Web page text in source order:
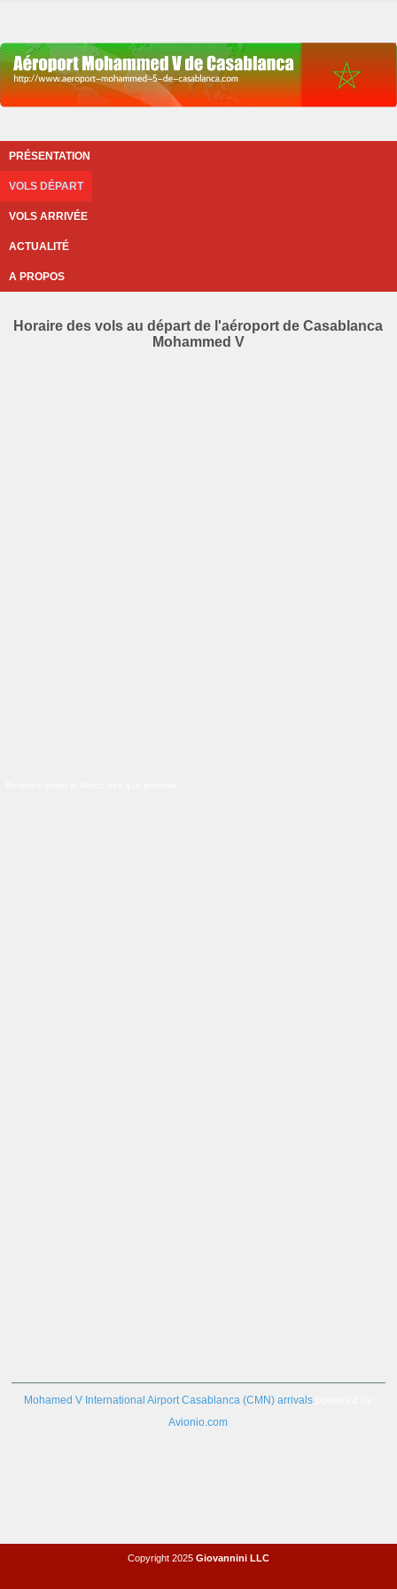
PRÉSENTATION
VOLS DÉPART
VOLS ARRIVÉE
ACTUALITÉ
A PROPOS
Horaire des vols au départ de l'aéroport de Casablanca
Mohammed V
Mohamed V International Airport Casablanca (CMN) arrivals
Avionio.com
Copyright 2025 Giovannini LLC